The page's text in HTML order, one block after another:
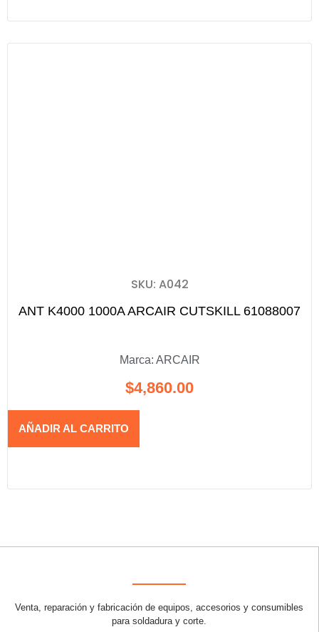
SKU: A042
ANT K4000 1000A ARCAIR CUTSKILL 61088007
Marca: ARCAIR
$4,860.00
AÑADIR AL CARRITO
Venta, reparación y fabricación de equipos, accesorios y consumibles
para soldadura y corte.